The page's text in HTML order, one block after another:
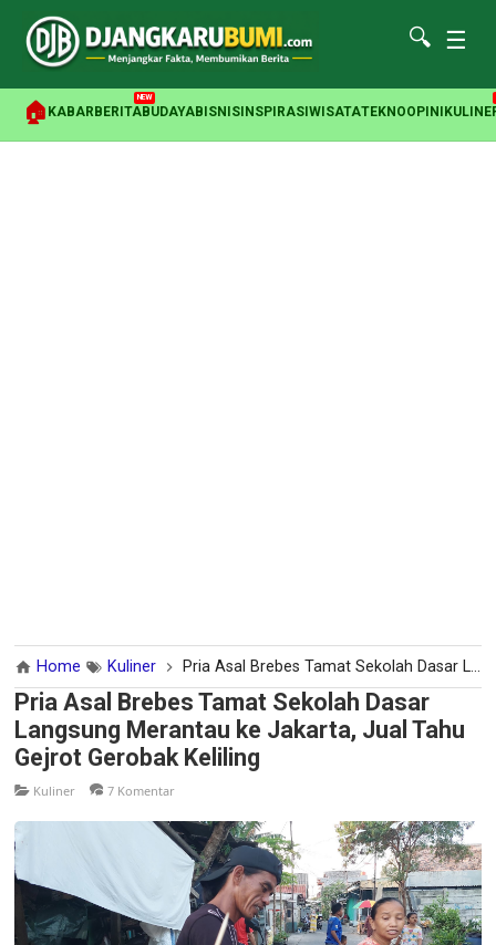
🔍 ☰
🏠 KABAR BERITA
NEW
BUDAYABISNIS INSPIRASI WISATATEKNOOPINI
Home Kuliner Pria Asal Brebes Tamat Sekolah Dasar Langsung Merantau ke Jakarta, Jual Tahu Gejrot Gerobak Keliling
Pria Asal Brebes Tamat Sekolah Dasar
Langsung Merantau ke Jakarta, Jual Tahu
Gejrot Gerobak Keliling
Kuliner 7 Komentar